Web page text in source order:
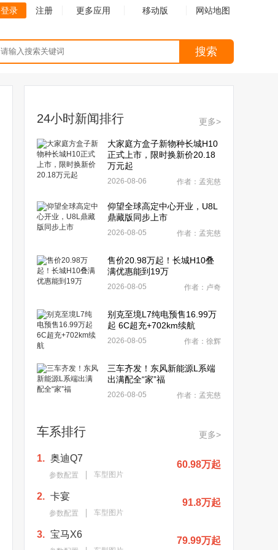
登录 注册 更多应用 移动版 网站地图
搜索
24小时新闻排行 更多>
大家庭方盒子新物种长城H10
正式上市，限时换新价20.18
万元起
2026-08-06 作者：孟宪慈
仰望全球高定中心开业，U8L
鼎藏版同步上市
2026-08-05 作者：孟宪慈
售价20.98万起！长城H10叠
满优惠能到19万
2026-08-05 作者：卢奇
别克至境L7纯电预售16.99万
起 6C超充+702km续航
2026-08-05 作者：徐辉
三车齐发！东风新能源L系端
出满配全“家”福
2026-08-05 作者：孟宪慈
车系排行 更多>
1. 奥迪Q7
参数配置 车型图片
60.98万起
2. 卡宴
参数配置 车型图片
91.8万起
3. 宝马X6
79.99万起